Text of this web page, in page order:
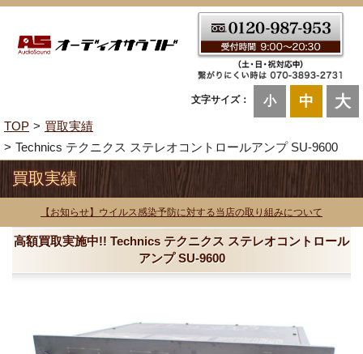
文字サイズ： 小 中 大
TOP
買取実績
Technics テクニクス ステレオコントロールアンプ SU-9600
買取実績
【お知らせ】ウイルス感染予防に対する当店の取り組みについて
高額買取実施中!! Technics テクニクス ステレオコントロール
アンプ SU-9600